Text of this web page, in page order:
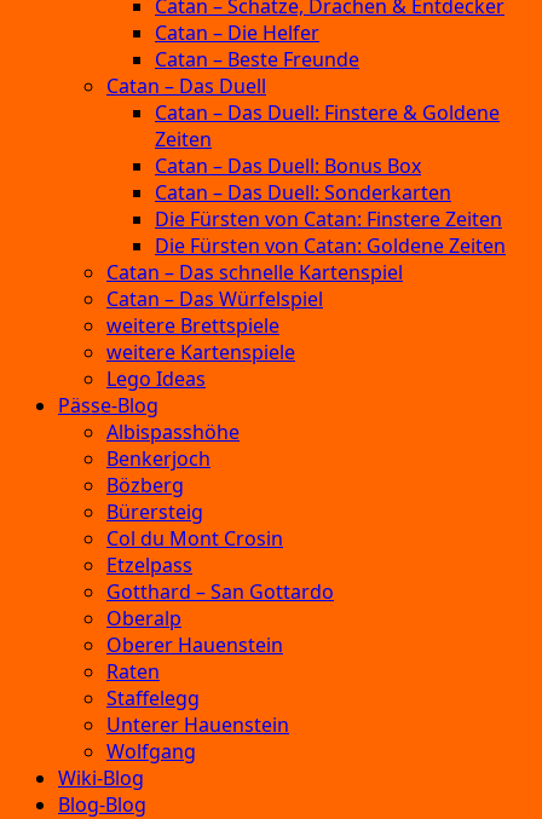
Catan – Schätze, Drachen & Entdecker
Catan – Die Helfer
Catan – Beste Freunde
Catan – Das Duell
Catan – Das Duell: Finstere & Goldene
Zeiten
Catan – Das Duell: Bonus Box
Catan – Das Duell: Sonderkarten
Die Fürsten von Catan: Finstere Zeiten
Die Fürsten von Catan: Goldene Zeiten
Catan – Das schnelle Kartenspiel
Catan – Das Würfelspiel
weitere Brettspiele
weitere Kartenspiele
Lego Ideas
Pässe-Blog
Albispasshöhe
Benkerjoch
Bözberg
Bürersteig
Col du Mont Crosin
Etzelpass
Gotthard – San Gottardo
Oberalp
Oberer Hauenstein
Raten
Staffelegg
Unterer Hauenstein
Wolfgang
Wiki-Blog
Blog-Blog